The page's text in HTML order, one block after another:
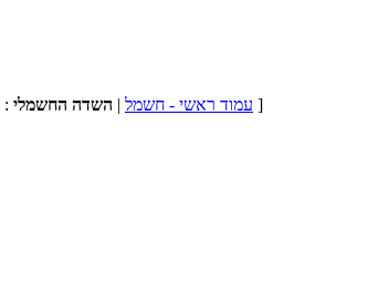
עמוד ראשי - חשמל השדה החשמלי : ]